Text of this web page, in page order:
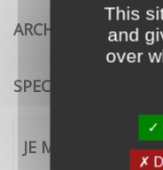
This
and
over
ARCHITECTURE
SPECTACLE VIVANT
JE ME CONNECTE